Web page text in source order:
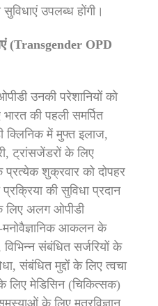
उपलब्ध होंगी।
(Transgender OPD
उनकी परेशानियों को
की पहली समर्पित
क्लिनिक में मुफ्त इलाज,
ट्रांसजेंडरों के लिए
प्रत्येक शुक्रवार को दोपहर
की सुविधा प्रदान
लिए अलग ओपीडी
मनोवैज्ञानिक आकलन के
संबंधित सर्जरियों के
संबंधित मुद्दों के लिए त्वचा
के लिए मेडिसिन (चिकित्सक)
के लिए मूत्रविज्ञान